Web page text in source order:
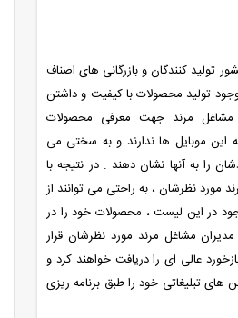
تولید کنندگان و بازرگانی های اصناف
تولید محصولات با کیفیت و داشتن
مشاغل مرند جهت معرفی محصولات
موبایل ها ندارند و به سختی می
را به آنها نشان دهند . در نتیجه با
مورد نظرشان ، به راحتی می توانند از
در این لیست ، محصولات خود را در
مشاغل مرند مورد نظرشان قرار
عالی ای را دریافت خواهند کرد و
های تبلیغاتی خود را طبق برنامه ریزی